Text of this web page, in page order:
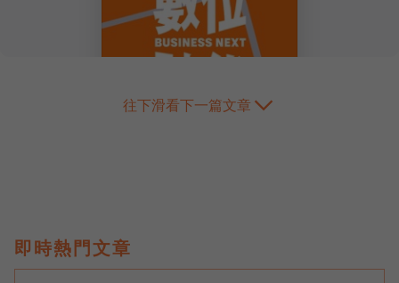
往下滑看下一篇文章
即時熱門文章